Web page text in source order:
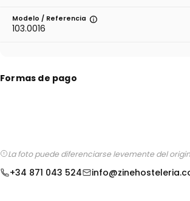
Modelo / Referencia
103.0016
Formas de pago
La foto puede diferenciarse levemente del
+34 871 043 524